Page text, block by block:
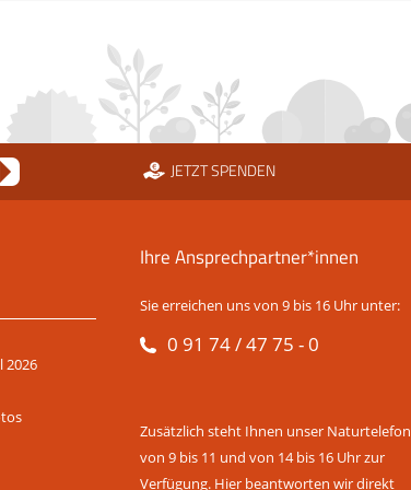
JETZT SPENDEN
2026
Ihre Ansprechpartner*innen
Sie erreichen uns von 9 bis 16 Uhr unter:
0 91 74 / 47 75 - 0
Zusätzlich steht Ihnen unser Naturtelefon
von 9 bis 11 und von 14 bis 16 Uhr zur
Verfügung. Hier beantworten wir direkt